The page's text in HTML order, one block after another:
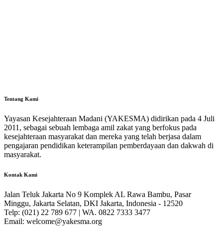
Tentang Kami
Yayasan Kesejahteraan Madani (YAKESMA) didirikan pada 4 Juli
2011, sebagai sebuah lembaga amil zakat yang berfokus pada
kesejahteraan masyarakat dan mereka yang telah berjasa dalam
pengajaran pendidikan keterampilan pemberdayaan dan dakwah di
masyarakat.
Kontak Kami
Jalan Teluk Jakarta No 9 Komplek AL Rawa Bambu, Pasar
Minggu, Jakarta Selatan, DKI Jakarta, Indonesia - 12520
Telp: (021) 22 789 677 | WA. 0822 7333 3477
Email: welcome@yakesma.org